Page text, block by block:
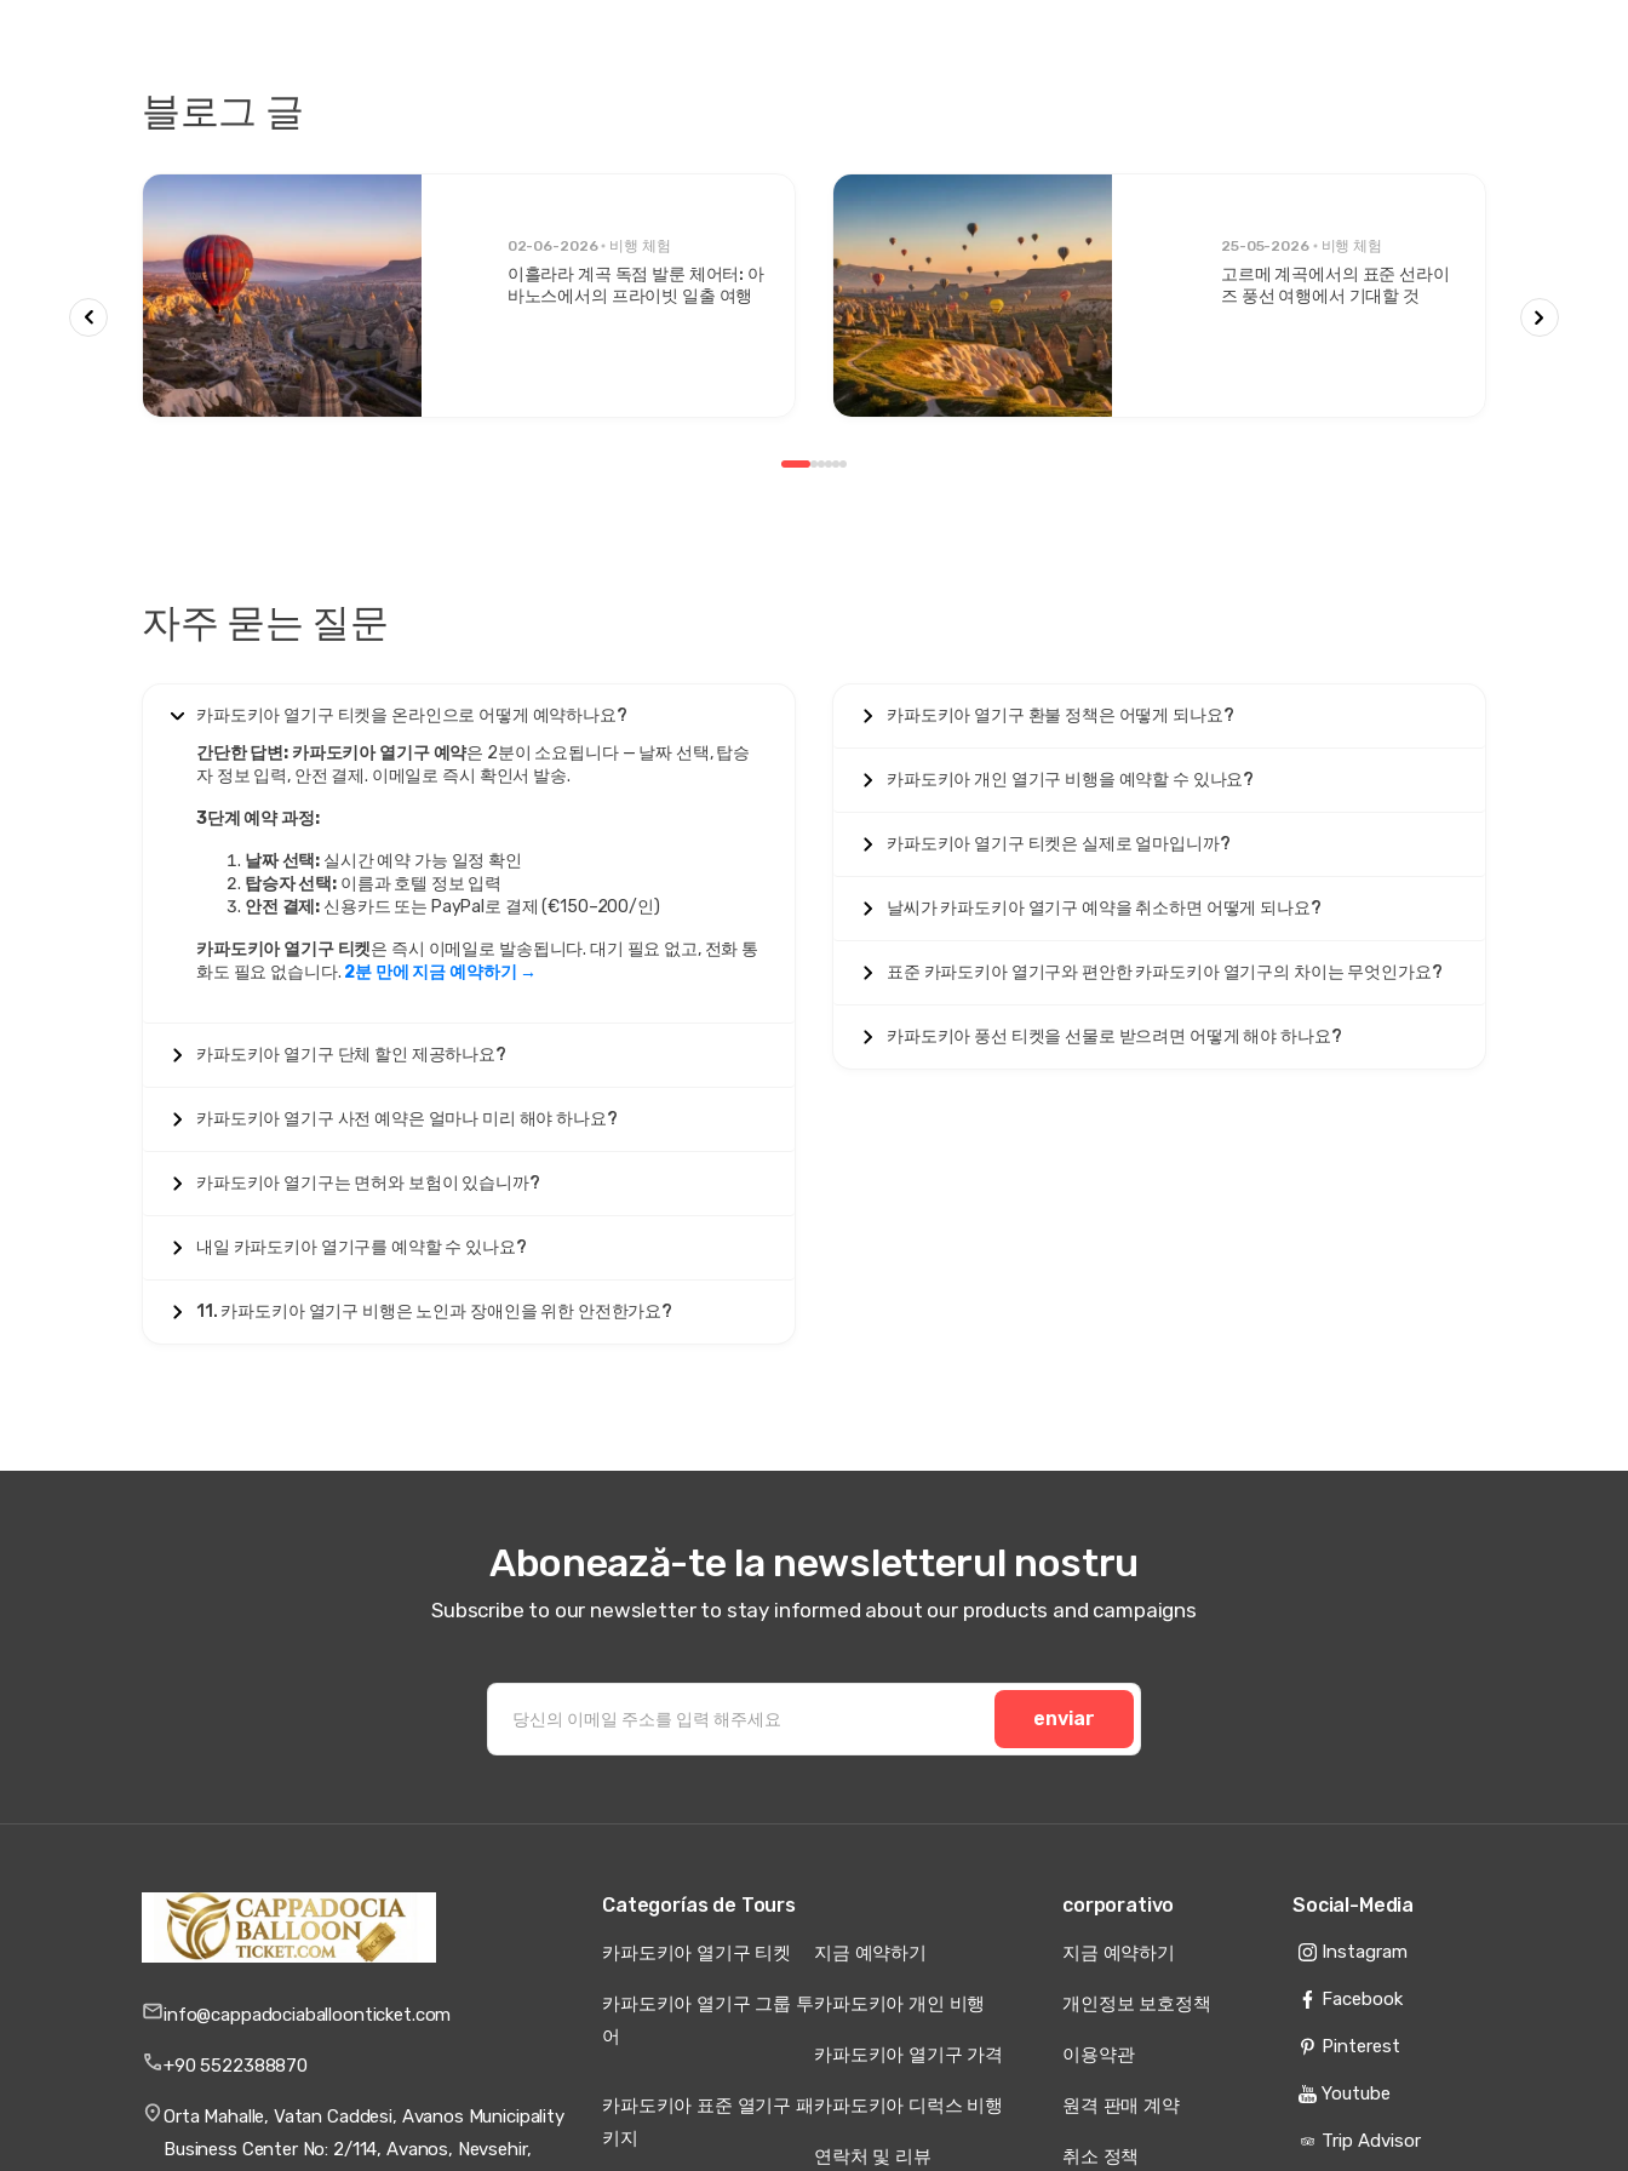
블로그 글
02-06-2026 비행 체험
이흘라라 계곡 독점 발룬 체어터: 아
바노스에서의 프라이빗 일출 여행
25-05-2026 비행 체험
고르메 계곡에서의 표준 선라이
즈 풍선 여행에서 기대할 것
자주 묻는 질문
카파도키아 열기구 티켓을 온라인으로 어떻게 예약하나요?
간단한 답변: 카파도키아 열기구 예약은 2분이 소요됩니다 — 날짜 선택, 탑승
자 정보 입력, 안전 결제. 이메일로 즉시 확인서 발송.
3단계 예약 과정:
날짜 선택: 실시간 예약 가능 일정 확인
탑승자 선택: 이름과 호텔 정보 입력
안전 결제: 신용카드 또는 PayPal로 결제 (€150–200/인)
카파도키아 열기구 티켓은 즉시 이메일로 발송됩니다. 대기 필요 없고, 전화 통
화도 필요 없습니다. 2분 만에 지금 예약하기 →
카파도키아 열기구 단체 할인 제공하나요?
카파도키아 열기구 사전 예약은 얼마나 미리 해야 하나요?
카파도키아 열기구는 면허와 보험이 있습니까?
내일 카파도키아 열기구를 예약할 수 있나요?
11. 카파도키아 열기구 비행은 노인과 장애인을 위한 안전한가요?
카파도키아 열기구 환불 정책은 어떻게 되나요?
카파도키아 개인 열기구 비행을 예약할 수 있나요?
카파도키아 열기구 티켓은 실제로 얼마입니까?
날씨가 카파도키아 열기구 예약을 취소하면 어떻게 되나요?
표준 카파도키아 열기구와 편안한 카파도키아 열기구의 차이는 무엇인가요?
카파도키아 풍선 티켓을 선물로 받으려면 어떻게 해야 하나요?
Abonează-te la newsletterul nostru
Subscribe to our newsletter to stay informed about our products and campaigns
enviar
info@cappadociaballoonticket.com
+90 5522388870
Orta Mahalle, Vatan Caddesi, Avanos Municipality
Business Center No: 2/114, Avanos, Nevsehir,
Categorías de Tours
카파도키아 열기구 티켓 지금 예약하기
카파도키아 열기구 그룹 투
어
카파도키아 개인 비행
카파도키아 열기구 가격
카파도키아 표준 열기구 패
키지
카파도키아 디럭스 비행
연락처 및 리뷰
corporativo
지금 예약하기
개인정보 보호정책
이용약관
원격 판매 계약
취소 정책
Social-Media
Instagram
Facebook
Pinterest
Youtube
Trip Advisor